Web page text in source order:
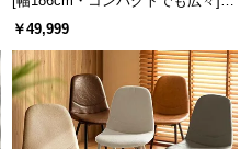
広々設計
人掛けソファベッド リクライニン
￥49,999